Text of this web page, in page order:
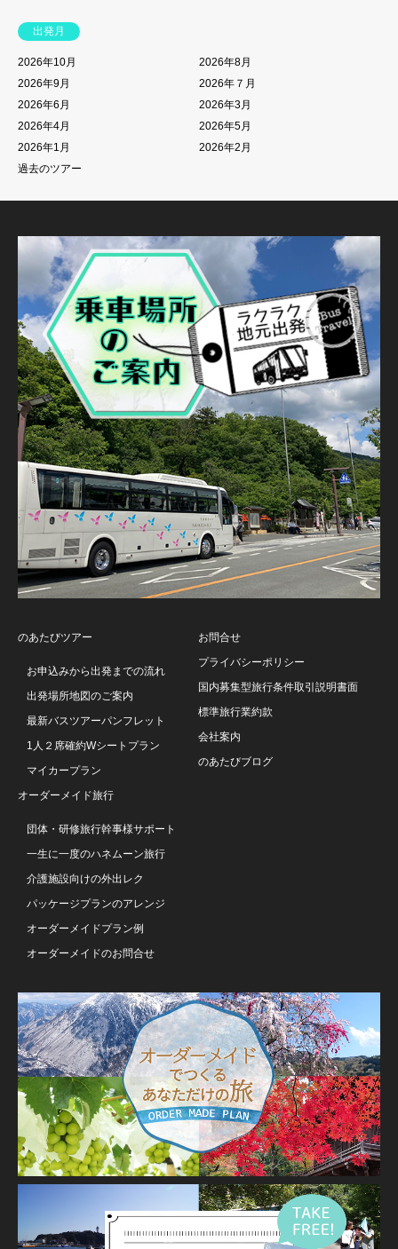
出発月
2026年10月
2026年8月
2026年9月
2026年７月
2026年6月
2026年3月
2026年4月
2026年5月
2026年1月
2026年2月
過去のツアー
のあたびツアー
お申込みから出発までの流れ
出発場所地図のご案内
最新バスツアーパンフレット
1人２席確約Wシートプラン
マイカープラン
オーダーメイド旅行
団体・研修旅行幹事様サポート
一生に一度のハネムーン旅行
介護施設向けの外出レク
パッケージプランのアレンジ
オーダーメイドプラン例
オーダーメイドのお問合せ
お問合せ
プライバシーポリシー
国内募集型旅行条件取引説明書面
標準旅行業約款
会社案内
のあたびブログ